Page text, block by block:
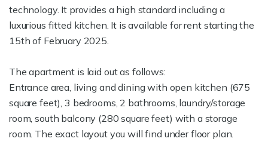
technology. It provides a high standard including a
luxurious fitted kitchen. It is available for rent starting the
15th of February 2025.
The apartment is laid out as follows:
Entrance area, living and dining with open kitchen (675
square feet), 3 bedrooms, 2 bathrooms, laundry/storage
room, south balcony (280 square feet) with a storage
room. The exact layout you will find under floor plan.